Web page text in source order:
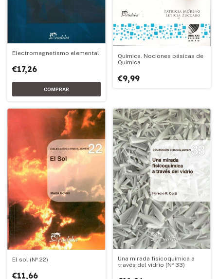
Electromagnetismo elemental
€17,26
Química. Nociones básicas de
Química
€9,99
El sol (Nº 22)
€11,66
Una mirada fisicoquímica a
través del vidrio (Nº 33)